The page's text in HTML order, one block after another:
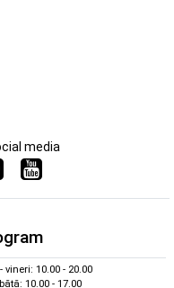
media
vineri: 10.00 - 20.00
10.00 - 17.00